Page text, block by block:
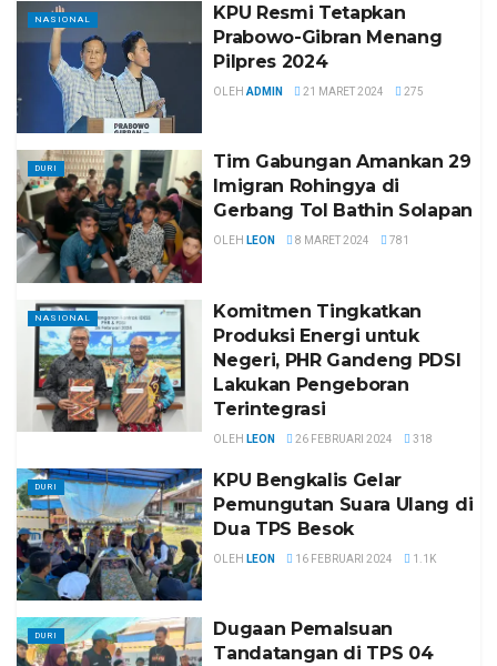
NASIONAL
KPU Resmi Tetapkan
Prabowo-Gibran Menang
Pilpres 2024
OLEH ADMIN 21 MARET 2024 275
DURI
Tim Gabungan Amankan 29
Imigran Rohingya di
Gerbang Tol Bathin Solapan
OLEH LEON 8 MARET 2024 781
NASIONAL
Komitmen Tingkatkan
Produksi Energi untuk
Negeri, PHR Gandeng PDSI
Lakukan Pengeboran
Terintegrasi
OLEH LEON 26 FEBRUARI 2024 318
DURI
KPU Bengkalis Gelar
Pemungutan Suara Ulang di
Dua TPS Besok
OLEH LEON 16 FEBRUARI 2024 1.1K
DURI
Dugaan Pemalsuan
Tandatangan di TPS 04